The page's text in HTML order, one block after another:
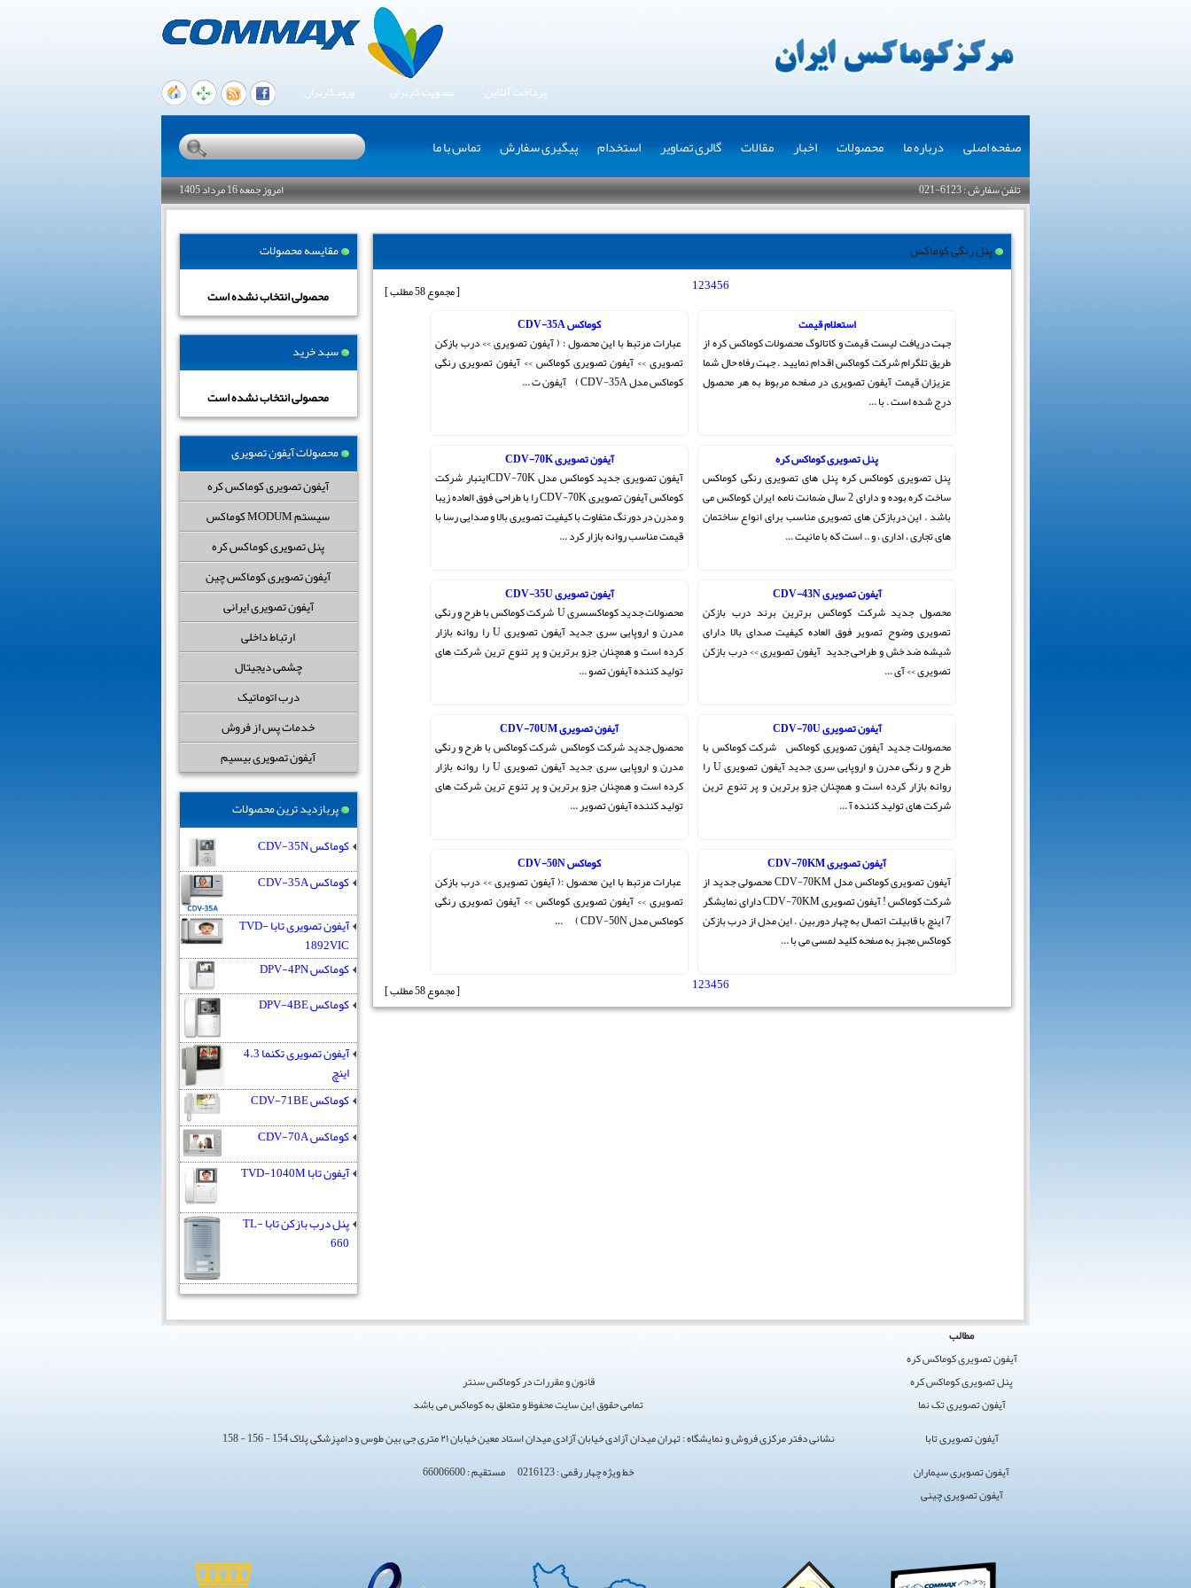
ورود کاربران عضویت کاربران پرداخت آنلاین
صفحه اصلی درباره ما محصولات اخبار مقالات گالری تصاویر استخدام پیگیری سفارش تماس با ما
تلفن سفارش : 6123-021 امروز جمعه 16 مرداد 1405
مقایسه محصولات
محصولی انتخاب نشده است
سبد خرید
محصولی انتخاب نشده است
محصولات آیفون تصویری
آیفون تصویری کوماکس کره
سیستم MODUM کوماکس
پنل تصویری کوماکس کره
آیفون تصویری کوماکس چین
آیفون تصویری ایرانی
ارتباط داخلی
چشمی دیجیتال
درب اتوماتیک
خدمات پس از فروش
آیفون تصویری بیسیم
پربازدید ترین محصولات
کوماکس CDV-35N
کوماکس CDV-35A
آیفون تصویری تابا TVD-
1892VIC
کوماکس DPV-4PN
کوماکس DPV-4BE
آیفون تصویری تکنما 4.3
اینچ
کوماکس CDV-71BE
کوماکس CDV-70A
آیفون تابا TVD-1040M
پنل درب بازکن تابا TL-
660
پنل رنگی کوماکس
123456
[ مجموع 58 مطلب ]
استعلام قیمت
جهت دریافت لیست قیمت و کاتالوگ محصولات کوماکس کره از
طریق تلگرام شرکت کوماکس اقدام نمایید . جهت رفاه حال شما
عزیزان قیمت آیفون تصویری در صفحه مربوط به هر محصول
درج شده است . با ...
کوماکس CDV-35A
عبارات مرتبط با این محصول : ( آیفون تصویری >> درب بازکن
تصویری >> آیفون تصویری کوماکس >> آیفون تصویری رنگی
کوماکس مدل CDV-35A ) آیفون ت ...
پنل تصویری کوماکس کره
پنل تصویری کوماکس کره پنل های تصویری رنگی کوماکس
ساخت کره بوده و دارای 2 سال ضمانت نامه ایران کوماکس می
باشد . این دربازکن های تصویری مناسب برای انواع ساختمان
های تجاری ، اداری ، و .. است که با مانیت ...
آیفون تصویری CDV-70K
آیفون تصویری جدید کوماکس مدل CDV-70Kاینبار شرکت
کوماکس آیفون تصویری CDV-70K را با طراحی فوق العاده زیبا
و مدرن در دورنگ متفاوت با کیفیت تصویری بالا و صدایی رسا با
قیمت مناسب روانه بازار کرد ...
آیفون تصویری CDV-43N
محصول جدید شرکت کوماکس برترین برند درب بازکن
تصویری وضوح تصویر فوق العاده کیفیت صدای بالا دارای
شیشه ضد خش و طراحی جدید آیفون تصویری >> درب بازکن
تصویری >> آی ...
آیفون تصویری CDV-35U
محصولات جدید کوماکسسری U شرکت کوماکس با طرح و رنگی
مدرن و اروپایی سری جدید آیفون تصویری U را روانه بازار
کرده است و همچنان جزو برترین و پر تنوع ترین شرکت های
تولید کننده آیفون تصو ...
آیفون تصویری CDV-70U
محصولات جدید آیفون تصویری کوماکس شرکت کوماکس با
طرح و رنگی مدرن و اروپایی سری جدید آیفون تصویری U را
روانه بازار کرده است و همچنان جزو برترین و پر تنوع ترین
شرکت های تولید کننده آ ...
آیفون تصویری CDV-70UM
محصول جدید شرکت کوماکس شرکت کوماکس با طرح و رنگی
مدرن و اروپایی سری جدید آیفون تصویری U را روانه بازار
کرده است و همچنان جزو برترین و پر تنوع ترین شرکت های
تولید کننده آیفون تصویر ...
آیفون تصویری CDV-70KM
آیفون تصویری کوماکس مدل CDV-70KM محصولی جدید از
شرکت کوماکس ! آیفون تصویری CDV-70KM دارای نمایشگر
7 اینچ با قابیلت اتصال به چهار دوربین . این مدل از درب بازکن
کوماکس مجهز به صفحه کلید لمسی می با ...
کوماکس CDV-50N
عبارات مرتبط با این محصول :( آیفون تصویری >> درب بازکن
تصویری >> آیفون تصویری کوماکس >> آیفون تصویری رنگی
کوماکس مدل CDV-50N ) ...
123456 [ مجموع 58 مطلب ]
کوماکس
ایران
کوماکس
تصویری
سایت
برگزیده
مطالب
آیفون تصویری کوماکس کره
پنل تصویری کوماکس کره
قانون و مقررات در کوماکس سنتر
آیفون تصویری تک نما
تمامی حقوق این سایت محفوظ و متعلق به کوماکس می باشد
آیفون تصویری تابا
نشانی دفتر مرکزی فروش و نمایشگاه : تهران میدان آزادی خیابان آزادی میدان استاد معین خیابان ۲۱ متری جی بین طوس و دامپزشکی پلاک 154 - 156 - 158
آیفون تصویری سیماران
خط ویژه چهار رقمی : 0216123 مستقیم : 66006600
آیفون تصویری چینی